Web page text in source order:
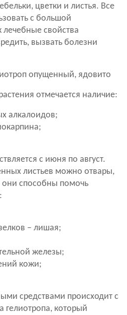
цветки и листья. Все
с большой
лечебные свойства
вызвать болезни
отмечается наличие:
алкалоидов;
с июня по август.
листьев можно отвары,
они способны помочь
– лишая;
железы;
кожи;
средствами происходит с
гелиотропа, который